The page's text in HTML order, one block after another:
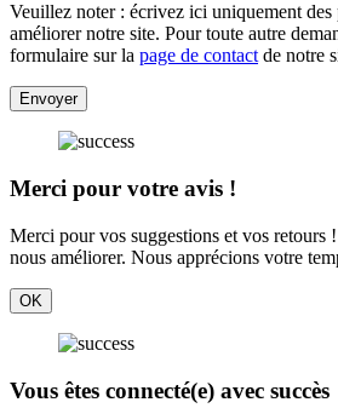
Veuillez noter : écrivez ici uniquement
améliorer notre site. Pour toute autre
formulaire sur la page de contact de notre
Envoyer
Merci pour votre avis !
Merci pour vos suggestions et vos retours
nous améliorer. Nous apprécions votre
OK
Vous êtes connecté(e) avec succès